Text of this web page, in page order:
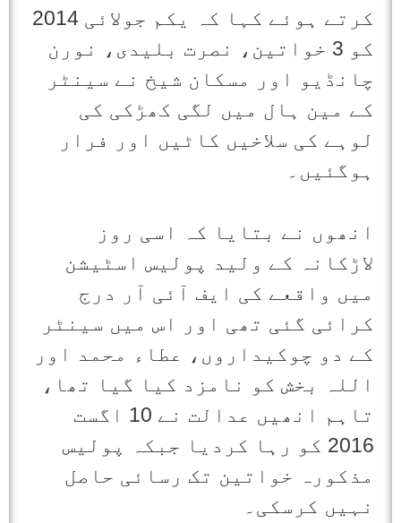
کرتے ہوئے کہا کہ یکم جولائی 2014
کو 3 خواتین، نصرت بلیدی، نورن
چانڈیو اور مسکان شیخ نے سینٹر
کے مین ہال میں لگی کھڑکی کی
لوہے کی سلاخیں کاٹیں اور فرار
ہوگئیں۔
انھوں نے بتایا کہ اسی روز
لاڑکانہ کے ولید پولیس اسٹیشن
میں واقعے کی ایف آئی آر درج
کرائی گئی تھی اور اس میں سینٹر
کے دو چوکیداروں، عطاء محمد اور
اللہ بخش کو نامزد کیا گیا تھا،
تاہم انھیں عدالت نے 10 اگست
2016 کو رہا کردیا جبکہ پولیس
مذکورہ خواتین تک رسائی حاصل
نہیں کرسکی۔